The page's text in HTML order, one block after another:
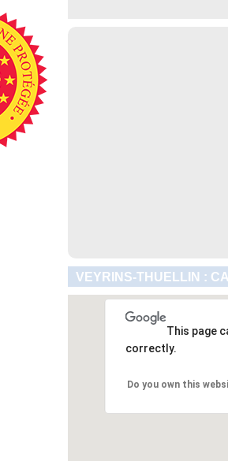
VEYRINS-THUELLIN :
This page
correctly.
Do you own this